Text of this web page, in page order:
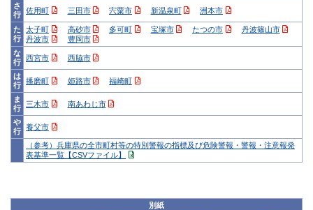
さ
行 佐用町 三田市 宍粟市 新温泉町 洲本市
た
行
太子町 高砂市 多可町 宝塚市 たつの市
丹波篠山市
丹波市
豊岡市
な
行 西宮市 西脇市
は
行 播磨町 姫路市 福崎町
ま
行
三木市 南あわじ市
や
行 養父市
（参考）兵庫県の全市町村等の特別警報の指標及び危険警報・警報・注意報発
表基準一覧【CSVファイル】
別紙